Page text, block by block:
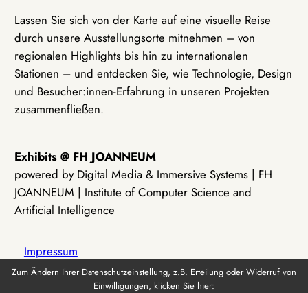
Lassen Sie sich von der Karte auf eine visuelle Reise
durch unsere Ausstellungsorte mitnehmen – von
regionalen Highlights bis hin zu internationalen
Stationen – und entdecken Sie, wie Technologie, Design
und Besucher:innen-Erfahrung in unseren Projekten
zusammenfließen.
Exhibits @ FH JOANNEUM
powered by Digital Media & Immersive Systems | FH
JOANNEUM | Institute of Computer Science and
Artificial Intelligence
Impressum
Zum Ändern Ihrer Datenschutzeinstellung, z.B. Erteilung oder Widerruf von
Einwilligungen, klicken Sie hier: